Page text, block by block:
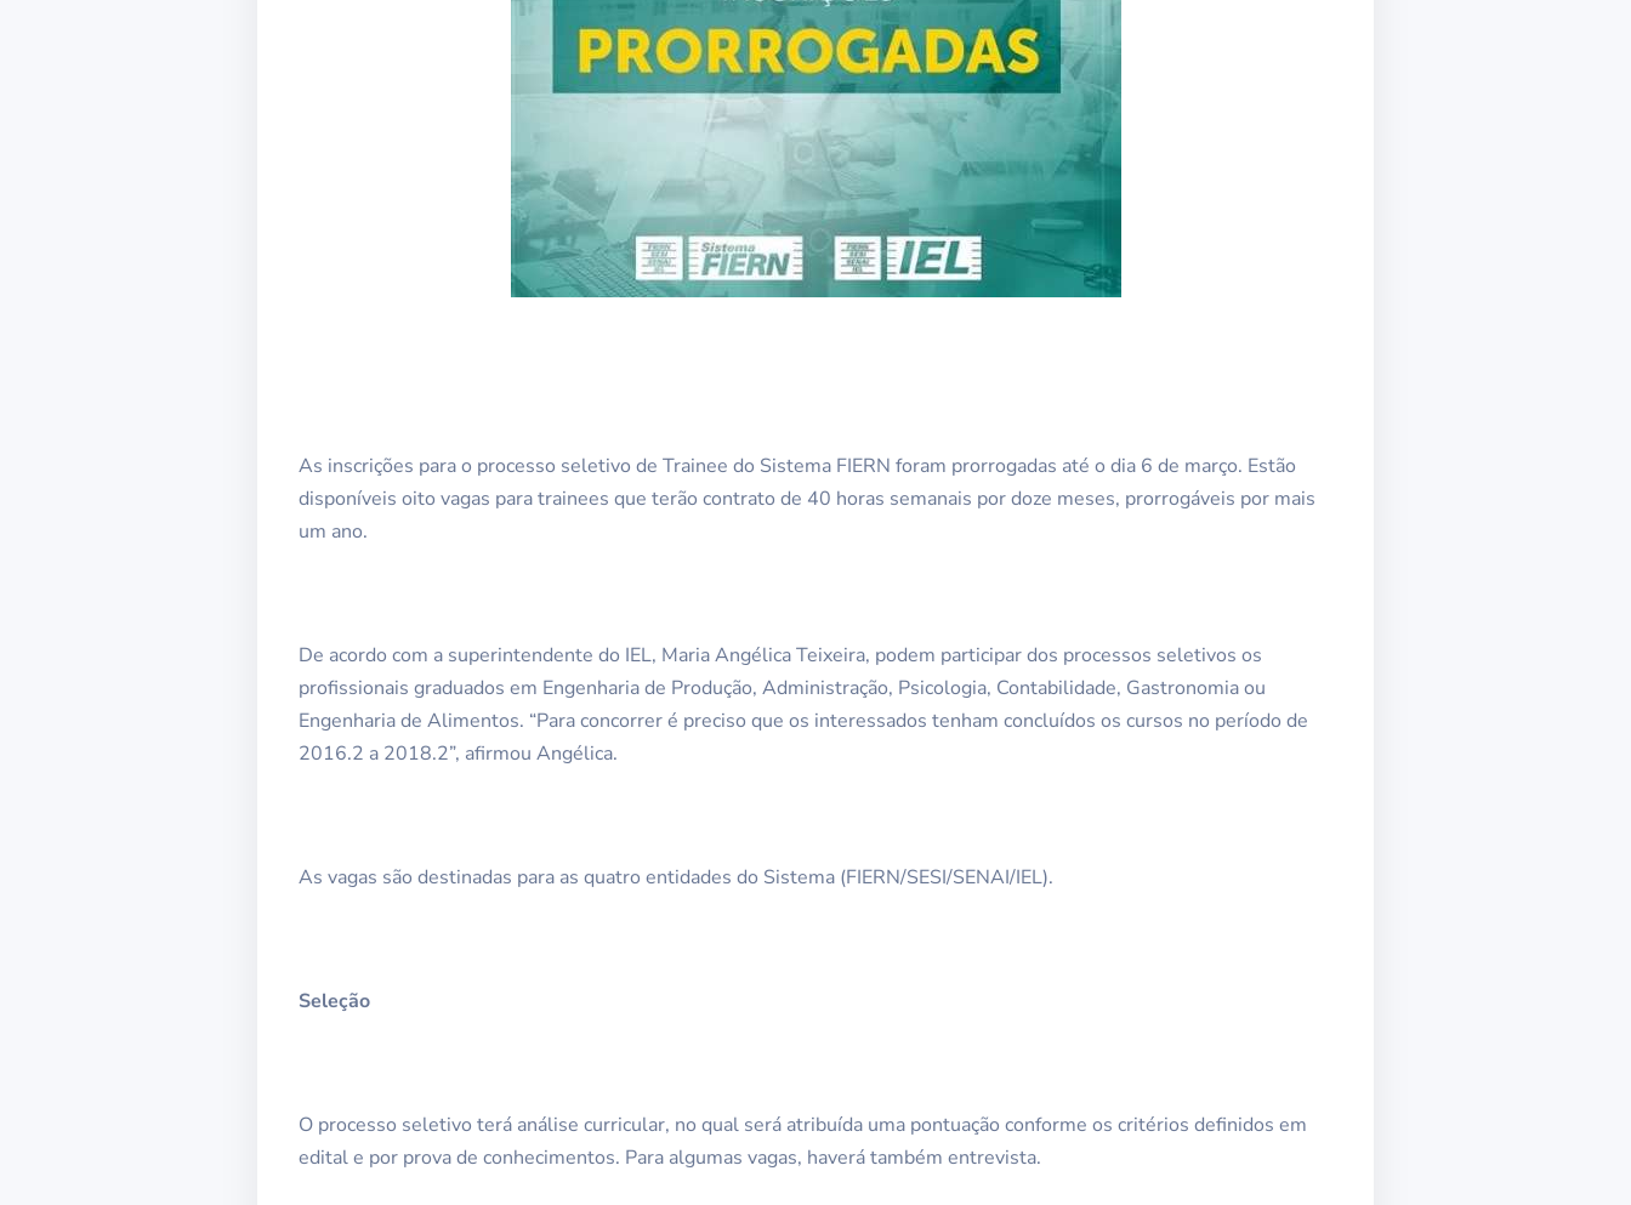
As inscrições para o processo seletivo de Trainee do Sistema FIERN foram prorrogadas até o dia 6 de março. Estão
disponíveis oito vagas para trainees que terão contrato de 40 horas semanais por doze meses, prorrogáveis por mais
um ano.
De acordo com a superintendente do IEL, Maria Angélica Teixeira, podem participar dos processos seletivos os
profissionais graduados em Engenharia de Produção, Administração, Psicologia, Contabilidade, Gastronomia ou
Engenharia de Alimentos. “Para concorrer é preciso que os interessados tenham concluídos os cursos no período de
2016.2 a 2018.2”, afirmou Angélica.
As vagas são destinadas para as quatro entidades do Sistema (FIERN/SESI/SENAI/IEL).
Seleção
O processo seletivo terá análise curricular, no qual será atribuída uma pontuação conforme os critérios definidos em
edital e por prova de conhecimentos. Para algumas vagas, haverá também entrevista.